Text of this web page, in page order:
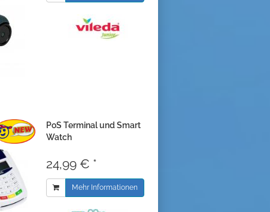
PoS Terminal und Smart
Watch
24,99 € *
Mehr Informationen